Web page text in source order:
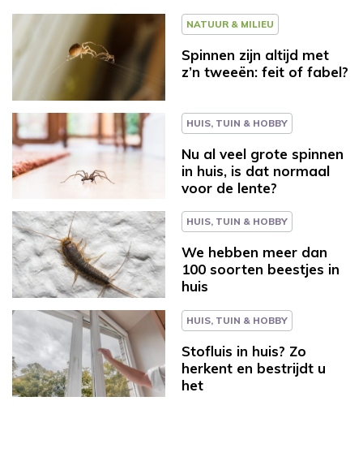
NATUUR & MILIEU
Spinnen zijn altijd met
z’n tweeën: feit of fabel?
HUIS, TUIN & HOBBY
Nu al veel grote spinnen
in huis, is dat normaal
voor de lente?
HUIS, TUIN & HOBBY
We hebben meer dan
100 soorten beestjes in
huis
HUIS, TUIN & HOBBY
Stofluis in huis? Zo
herkent en bestrijdt u
het